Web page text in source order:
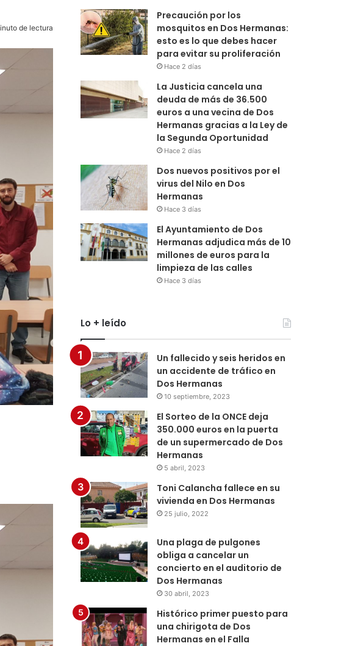
de lectura
Precaución por los
mosquitos en Dos Hermanas:
esto es lo que debes hacer
para evitar su proliferación
Hace 2 días
La Justicia cancela una
deuda de más de 36.500
euros a una vecina de Dos
Hermanas gracias a la Ley de
la Segunda Oportunidad
Hace 2 días
Dos nuevos positivos por el
virus del Nilo en Dos
Hermanas
Hace 3 días
El Ayuntamiento de Dos
Hermanas adjudica más de 10
millones de euros para la
limpieza de las calles
Hace 3 días
Lo + leído
Un fallecido y seis heridos en
un accidente de tráfico en
Dos Hermanas
10 septiembre, 2023
El Sorteo de la ONCE deja
350.000 euros en la puerta
de un supermercado de Dos
Hermanas
5 abril, 2023
Toni Calancha fallece en su
vivienda en Dos Hermanas
25 julio, 2022
Una plaga de pulgones
obliga a cancelar un
concierto en el auditorio de
Dos Hermanas
30 abril, 2023
Histórico primer puesto para
una chirigota de Dos
Hermanas en el Falla